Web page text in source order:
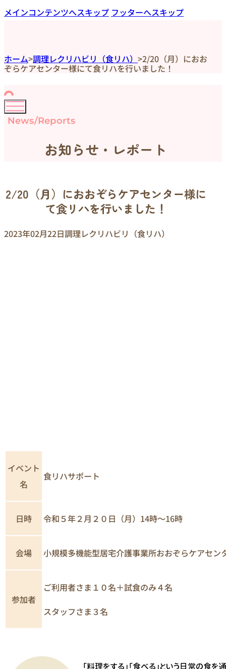
メインコンテンツへスキップ フッターへスキップ
ホーム>調理レクリハビリ（食リハ） >2/20（月）におお
ぞらケアセンター様にて食リハを行いました！
News/Reports
お知らせ・レポート
2/20（月）におおぞらケアセンター様に
て食リハを行いました！
2023年02月22日調理レクリハビリ（食リハ）
イベント
名
食リハサポート
日時 令和５年２月２０日（月）14時～16時
会場 小規模多機能型居宅介護事業所おおぞらケアセン
参加者
ご利用者さま１０名＋試食のみ４名
スタッフさま３名